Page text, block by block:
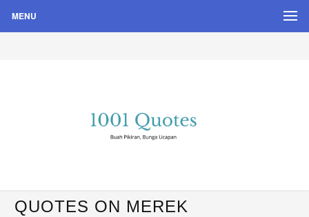
MENU
Quote Hari Puisi
QUOTES ON MEREK